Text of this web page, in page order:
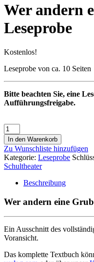
Wer andern
Leseprobe
Kostenlos!
Leseprobe von ca. 10 Seiten
Bitte beachten Sie, eine
Aufführungsfreigabe.
In den Warenkorb
Zu Wunschliste hinzufügen
Kategorie: Leseprobe
Schultheater
Beschreibung
Wer andern eine
Ein Ausschnitt des
Voransicht.
Das komplette Textbuch